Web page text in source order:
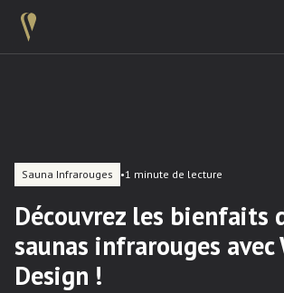
Sauna Infrarouges •1 minute de lecture
Découvrez les bienfaits
saunas infrarouges avec
Design !